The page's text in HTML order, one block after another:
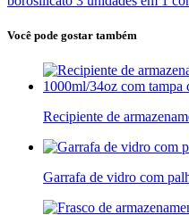
Você pode gostar também
Recipiente de
Garrafa de vidro com